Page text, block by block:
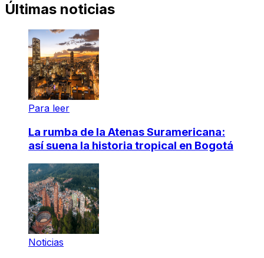
Últimas noticias
Para leer
La rumba de la Atenas Suramericana:
así suena la historia tropical en Bogotá
Noticias